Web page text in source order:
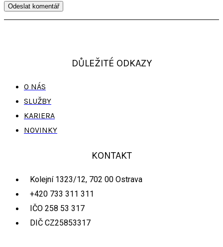
DŮLEŽITÉ ODKAZY
O NÁS
SLUŽBY
KARIERA
NOVINKY
KONTAKT
Kolejní 1323/12, 702 00 Ostrava
+420 733 311 311
IČO 258 53 317
DIČ CZ25853317